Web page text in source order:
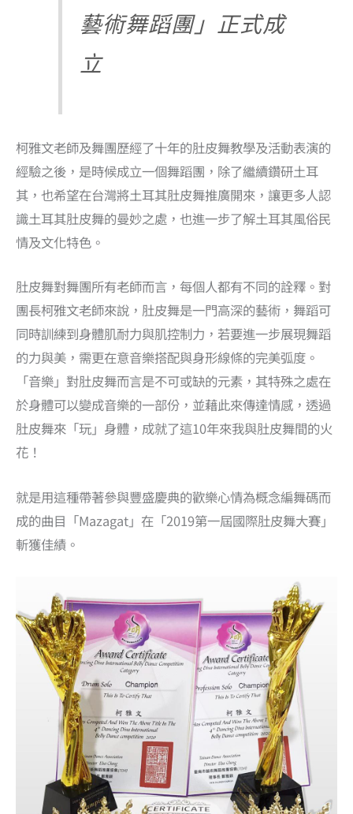
藝術舞蹈團」正式成
立
柯雅文老師及舞團歷經了十年的肚皮舞教學及活動表演的
經驗之後，是時候成立一個舞蹈團，除了繼續鑽研土耳
其，也希望在台灣將土耳其肚皮舞推廣開來，讓更多人認
識土耳其肚皮舞的曼妙之處，也進一步了解土耳其風俗民
情及文化特色。
肚皮舞對舞團所有老師而言，每個人都有不同的詮釋。對
團長柯雅文老師來說，肚皮舞是一門高深的藝術，舞蹈可
同時訓練到身體肌耐力與肌控制力，若要進一步展現舞蹈
的力與美，需更在意音樂搭配與身形線條的完美弧度。
「音樂」對肚皮舞而言是不可或缺的元素，其特殊之處在
於身體可以變成音樂的一部份，並藉此來傳達情感，透過
肚皮舞來「玩」身體，成就了這10年來我與肚皮舞間的火
花！
就是用這種帶著參與豐盛慶典的歡樂心情為概念編舞碼而
成的曲目「Mazagat」在「2019第一屆國際肚皮舞大賽」
斬獲佳績。